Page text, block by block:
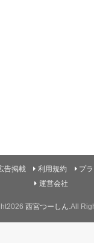
告掲載 利用規約
プ
運営会社
西宮つーしん .All